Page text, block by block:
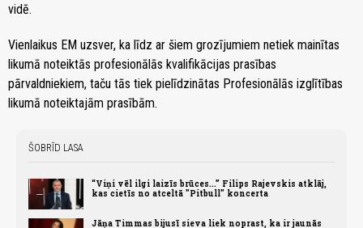
vidē.
Vienlaikus EM uzsver, ka līdz ar šiem grozījumiem netiek mainītas
likumā noteiktās profesionālās kvalifikācijas prasības
pārvaldniekiem, taču tās tiek pielīdzinātas Profesionālās izglītības
likumā noteiktajām prasībām.
ŠOBRĪD LASA
“Viņi vēl ilgi laizīs brūces...” Filips Rajevskis atklāj,
kas cietīs no atceltā "Pitbull" koncerta
Jāņa Timmas bijusī sieva liek noprast, ka ir jaunās